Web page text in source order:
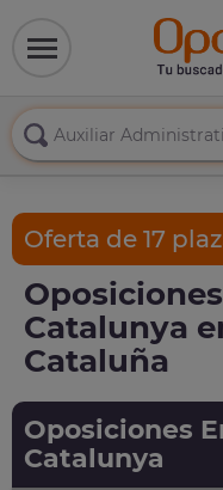
Oferta de 17
Catalunya
Cataluña
Oposiciones
Catalunya